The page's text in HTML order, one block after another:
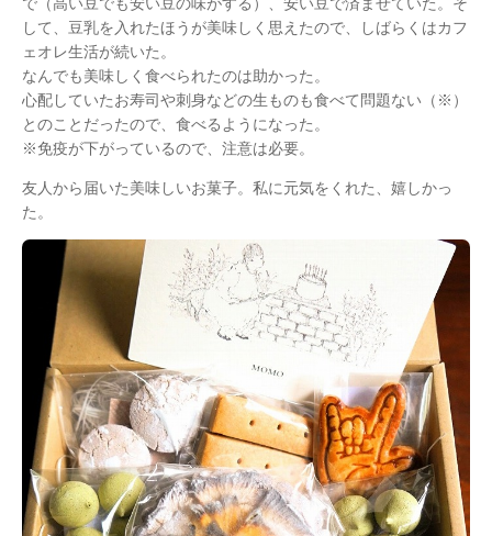
して、豆乳を入れたほうが美味しく思えたので、しばらくはカフ
ェオレ生活が続いた。
なんでも美味しく食べられたのは助かった。
心配していたお寿司や刺身などの生ものも食べて問題ない（※）
とのことだったので、食べるようになった。
※免疫が下がっているので、注意は必要。
友人から届いた美味しいお菓子。私に元気をくれた、嬉しかっ
た。